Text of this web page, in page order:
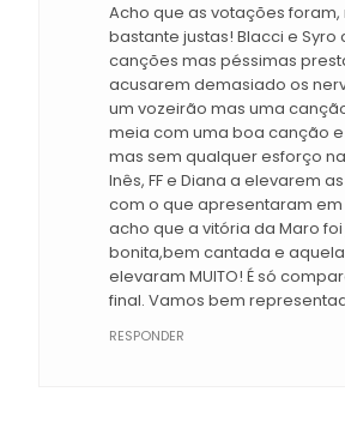
Acho que as votações foram,
bastante justas! Blacci e Syro
canções mas péssimas
acusarem demasiado os
um vozeirão mas uma
meia com uma boa canção
mas sem qualquer esforço
Inês, FF e Diana a elevarem
com o que apresentaram
acho que a vitória da Maro
bonita,bem cantada e
elevaram MUITO! É só
final. Vamos bem
RESPONDER